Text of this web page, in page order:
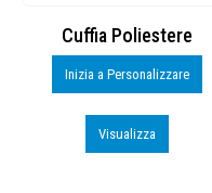
Cuffia Poliestere
Inizia a Personalizzare
Visualizza